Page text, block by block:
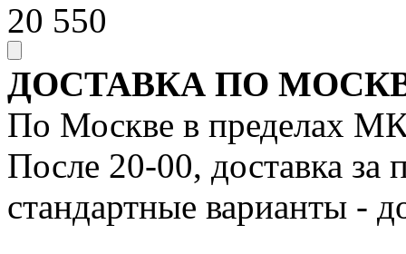
20 550
ДОСТАВКА ПО
По Москве в пределах
После 20-00, доставка
стандартные варианты -